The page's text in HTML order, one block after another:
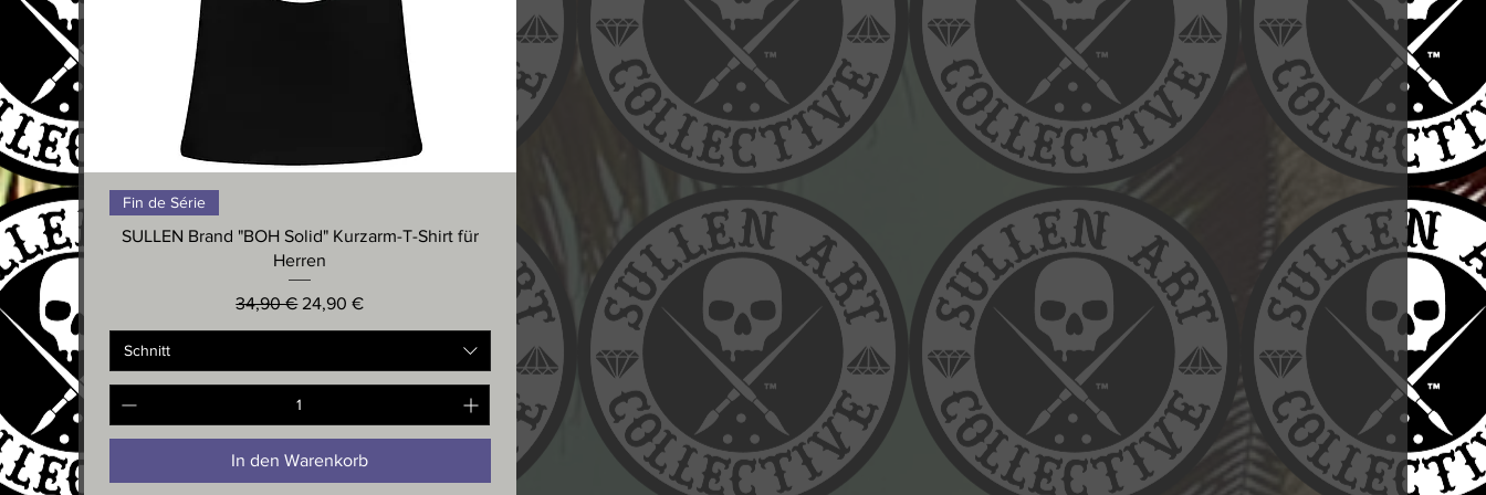
Fin de Série
SULLEN Brand "BOH Solid" Kurzarm-T-Shirt für
Herren
Standardpreis
34,90 € Sale-Preis
24,90 €
Schnitt
In den Warenkorb